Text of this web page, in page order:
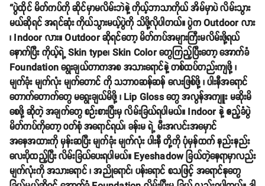
“ပွဲထိုင် မိတ်ကပ်ကို ဆိုင်မှာမလိမ်းဘဲနဲ့ ကိုယ့်ဘာသာကိုယ် အိမ်မှာပဲ လိမ်းသွား
မယ်ဆိုရင် အရင်ဆုံး ကိုယ်သွားမယ့်ပွဲကို သိဖို့လိုပါတယ်။ ပွဲက Outdoor လား
၊ Indoor လား။ Outdoor ဆိုရင်တော့ မိတ်ကပ်အများကြီးမလိမ်းဖို့ရယ်
နောက်ပြီး ကိုယ့်ရဲ့ Skin type၊ Skin Color တွေကြည့်ပြီးတော့ အောက်ခံ
Foundation ရွေးချယ်တာကအစ အသားရောင်နဲ့ တစ်ထပ်တည်းကျဖို့ ၊
မျက်ခုံး မျက်လုံး မျက်တောင် ကို သဘာဝဆန်ဆန် လေးဖြစ်ဖို့ ၊ ပါးနီအရောင်
တောက်တောက်တွေ မရွေးချယ်မိဖို့ ၊ Lip Gloss တွေ အလွန်အကျူး မဆိုးမိ
စေဖို့ ဆိုတဲ့ အချက်တွေ စဉ်းစားပြီးမှ လိမ်းခြယ်ရပါမယ်။ Indoor နဲ့ ဧည့်ခံပွဲ
မိတ်ကပ်ကိုတော့ ဝတ်စုံ အရောင်ရယ်၊ ခန်းမ ရဲ့ မီးအလင်းအမှောင်
အနေအထားကို မှန်းဆပြီး မျက်ခုံး မျက်လုံး ပါးနီ တို့ကို ပုံမှန်ထက် နည်းနည်း
လေးပိုထည့်ပြီး လိမ်းခြယ်ပေးရပါမယ်။ Eyeshadow ခြယ်တဲ့နေရာမှာလည်း
မျက်လုံးကို အသားရောင် ၊ အညိုရောင်၊ ပန်းရောင် စသဖြင့် အရောင်နုတွေ